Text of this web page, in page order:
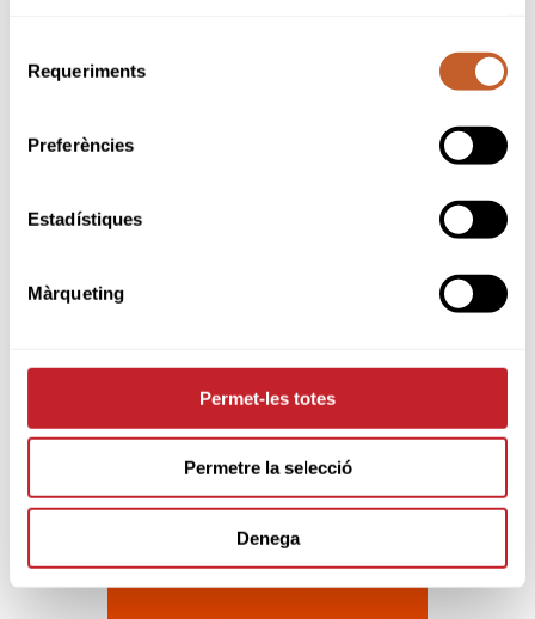
Requeriments
Preferències
Estadístiques
Màrqueting
Permet-les totes
Permetre la selecció
Denega